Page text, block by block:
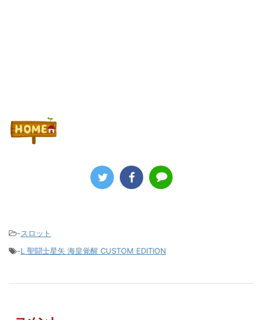
-スロット
-L 聖闘士星矢 海皇覚醒 CUSTOM EDITION